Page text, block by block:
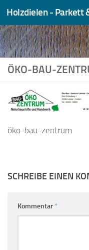
Zum Inhalt springen
Holzdielen - Parkett
ÖKO-BAU-
öko-bau-zentrum
SCHREIBE EINEN
Kommentar *